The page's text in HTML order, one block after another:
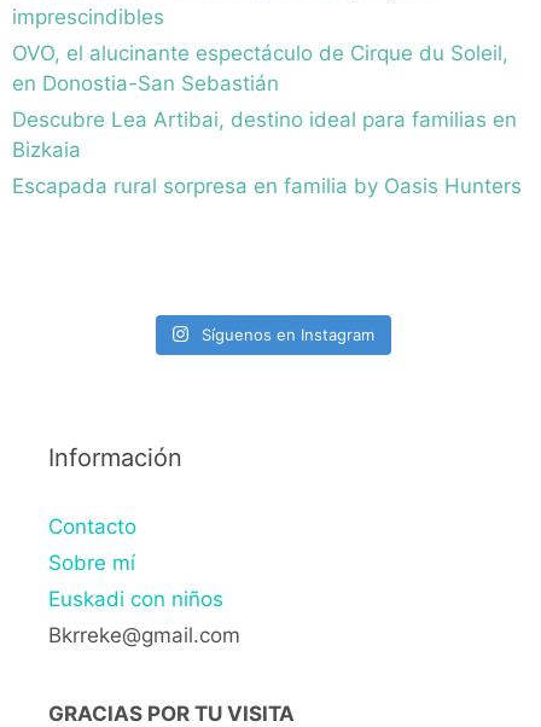
imprescindibles
OVO, el alucinante espectáculo de Cirque du Soleil,
en Donostia-San Sebastián
Descubre Lea Artibai, destino ideal para familias en
Bizkaia
Escapada rural sorpresa en familia by Oasis Hunters
Síguenos en Instagram
Información
Contacto
Sobre mí
Euskadi con niños
Bkrreke@gmail.com
GRACIAS POR TU VISITA